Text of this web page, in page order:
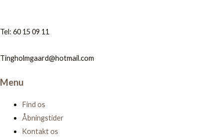
Tel: 60 15 09 11
Tingholmgaard@hotmail.com
Menu
Find os
Åbningstider
Kontakt os